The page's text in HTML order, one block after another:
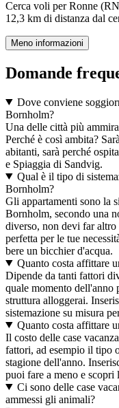
Cerca voli per Ronne
12,3 km di distanza dal
Meno informazioni
Domande
Dove conviene
Bornholm?
Una delle città più
Perché è così ambita?
abitanti, sarà perché
e Spiaggia di Sandvig.
Qual è il tipo di
Bornholm?
Gli appartamenti sono la
Bornholm, secondo una
diverso, non devi far altro
perfetta per le tue
bere un bicchier d'acqua.
Quanto costa affittare
Dipende da tanti fattori
quale momento dell'anno
struttura alloggerai.
sistemazione su misura
Quanto costa affittare
Il costo delle case
fattori, ad esempio il tipo
stagione dell'anno.
puoi fare a meno e
Ci sono delle case
ammessi gli animali?